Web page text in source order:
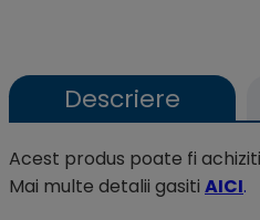
Descriere
Acest produs poate fi
Mai multe detalii gasiti AICI.